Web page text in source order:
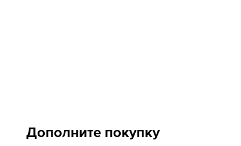
Дополните покупку